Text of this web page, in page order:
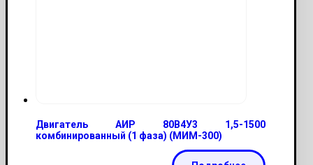
Двигатель АИР 80В4У3 1,5-1500
комбинированный (1 фаза) (МИМ-300)